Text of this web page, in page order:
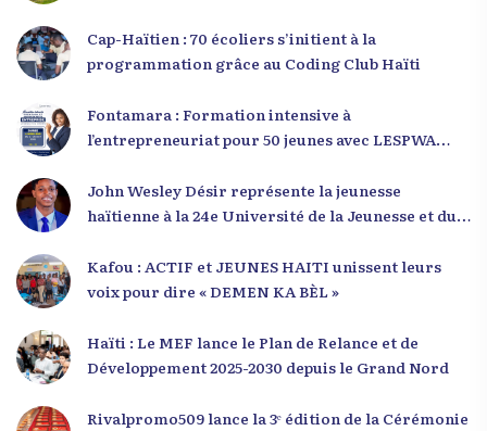
Cap-Haïtien : 70 écoliers s’initient à la
programmation grâce au Coding Club Haïti
Fontamara : Formation intensive à
l’entrepreneuriat pour 50 jeunes avec LESPWA
John Wesley Désir représente la jeunesse
haïtienne à la 24e Université de la Jeunesse et du
Kafou : ACTIF et JEUNES HAITI unissent leurs
voix pour dire « DEMEN KA BÈL »
Haïti : Le MEF lance le Plan de Relance et de
Développement 2025-2030 depuis le Grand Nord
Rivalpromo509 lance la 3ᵉ édition de la Cérémonie